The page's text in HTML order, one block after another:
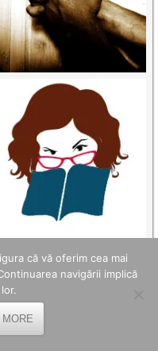
că vă oferim cea mai
navigării implică
MORE